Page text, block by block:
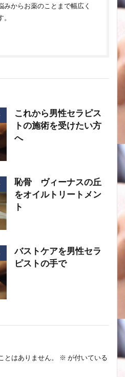
みからお薬のことまで幅広く
これから男性セラピス
トの施術を受けたい方
へ
恥骨 ヴィーナスの丘
をオイルトリートメン
ト
バストケアを男性セラ
ピストの手で
とはありません。 ※ が付いている